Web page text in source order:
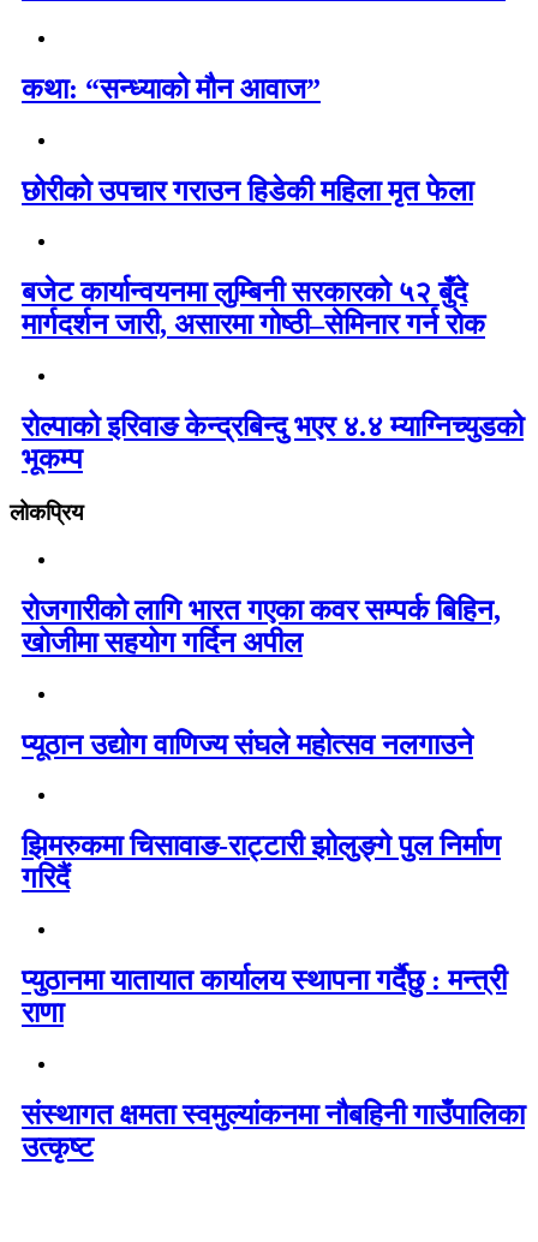
कथा: “सन्ध्याको मौन आवाज”
छोरीको उपचार गराउन हिडेकी महिला मृत फेला
बजेट कार्यान्वयनमा लुम्बिनी सरकारको ५२ बुँदे
मार्गदर्शन जारी, असारमा गोष्ठी–सेमिनार गर्न रोक
रोल्पाको इरिवाङ केन्द्रबिन्दु भएर ४.४ म्याग्निच्युडको
भूकम्प
लोकप्रिय
रोजगारीको लागि भारत गएका कवर सम्पर्क बिहिन,
खोजीमा सहयोग गर्दिन अपील
प्यूठान उद्योग वाणिज्य संघले महोत्सव नलगाउने
झिमरुकमा चिसावाङ-राट्टारी झोलुङ्गे पुल निर्माण
गरिदैं
प्युठानमा यातायात कार्यालय स्थापना गर्दैछु : मन्त्री
राणा
संस्थागत क्षमता स्वमुल्यांकनमा नौबहिनी गाउँपालिका
उत्कृष्ट